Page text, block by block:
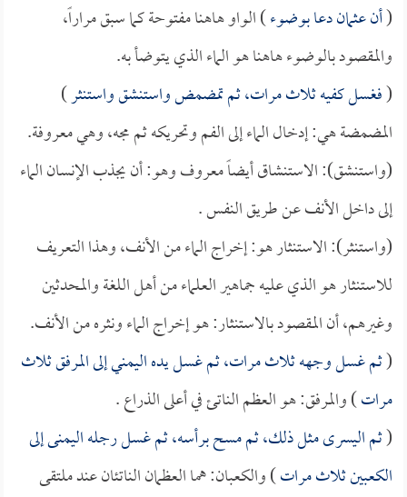
(أن عثمان دعا بوضوء) الواو هاهنا مفتوحة كما سبق مراراً،
والمقصود بالوضوء هاهنا هو الماء الذي يتوضأ به.
(فغسل كفيه ثلاث مرات، ثم تمضمض واستنشق واستنثر)
المضمضة هي: إدخال الماء إلى الفم وتحريكه ثم مجه، وهي معروفة.
(واستنشق): الاستنشاق أيضاً معروف وهو: أن يجذب الإنسان الماء
إلى داخل الأنف عن طريق النفس .
(واستنثر): الاستنثار هو: إخراج الماء من الأنف، وهذا التعريف
للاستنثار هو الذي عليه جماهير العلماء من أهل اللغة والمحدثين
وغيرهم، أن المقصود بالاستنثار: هو إخراج الماء ونثره من الأنف.
(ثم غسل وجهه ثلاث مرات، ثم غسل يده اليمني إلى المرفق ثلاث
مرات) والمرفق: هو العظم الناتئ في أعلى الذراع .
(ثم اليسرى مثل ذلك، ثم مسح برأسه، ثم غسل رجله اليمنى إلى
الكعبين ثلاث مرات) والكعبان: هما العظمان الناتئان عند ملتقى